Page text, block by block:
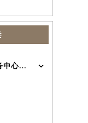
百达翡丽维修保养服务中心介绍 | Patek Philippe